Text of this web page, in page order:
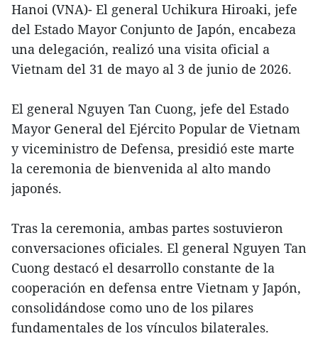
Hanoi (VNA)- El general Uchikura Hiroaki, jefe
del Estado Mayor Conjunto de Japón, encabeza
una delegación, realizó una visita oficial a
Vietnam del 31 de mayo al 3 de junio de 2026.
El general Nguyen Tan Cuong, jefe del Estado
Mayor General del Ejército Popular de Vietnam
y viceministro de Defensa, presidió este marte
la ceremonia de bienvenida al alto mando
japonés.
Tras la ceremonia, ambas partes sostuvieron
conversaciones oficiales. El general Nguyen Tan
Cuong destacó el desarrollo constante de la
cooperación en defensa entre Vietnam y Japón,
consolidándose como uno de los pilares
fundamentales de los vínculos bilaterales.